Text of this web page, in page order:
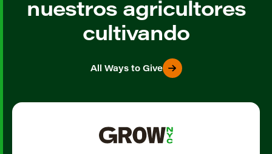
nuestros agricultores
cultivando
All Ways to Give